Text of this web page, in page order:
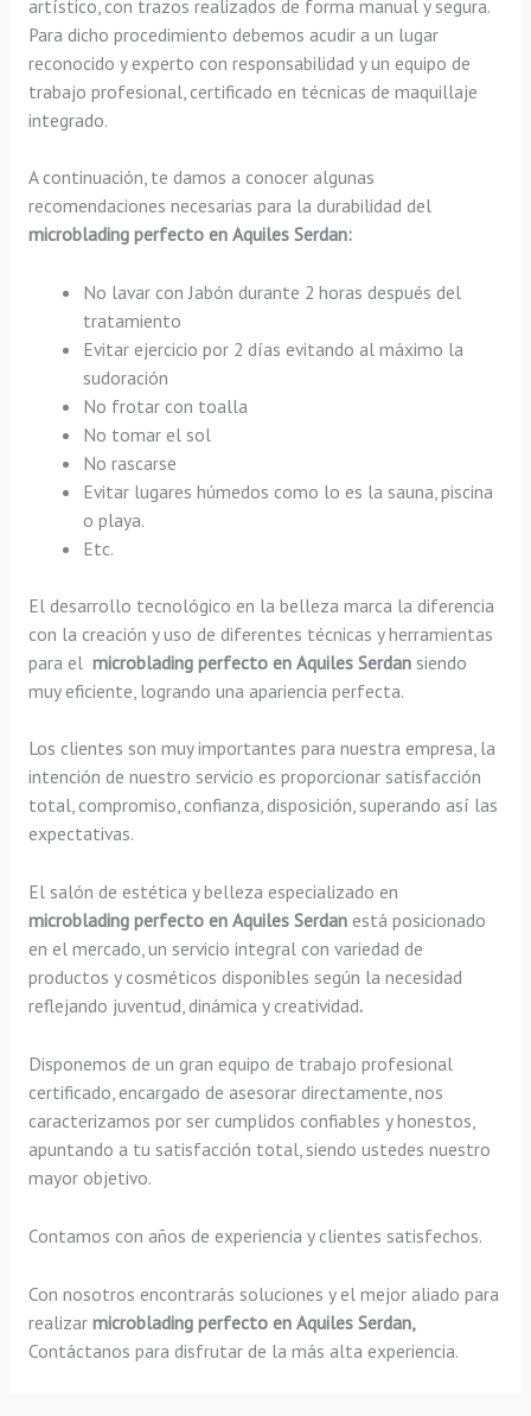
artístico, con trazos realizados de forma manual y segura.
Para dicho procedimiento debemos acudir a un lugar
reconocido y experto con responsabilidad y un equipo de
trabajo profesional, certificado en técnicas de maquillaje
integrado.
A continuación, te damos a conocer algunas
recomendaciones necesarias para la durabilidad del
microblading perfecto en Aquiles Serdan:
No lavar con Jabón durante 2 horas después del
tratamiento
Evitar ejercicio por 2 días evitando al máximo la
sudoración
No frotar con toalla
No tomar el sol
No rascarse
Evitar lugares húmedos como lo es la sauna, piscina
o playa.
Etc.
El desarrollo tecnológico en la belleza marca la diferencia
con la creación y uso de diferentes técnicas y herramientas
para el microblading perfecto en Aquiles Serdansiendo
muy eficiente, logrando una apariencia perfecta.
Los clientes son muy importantes para nuestra empresa, la
intención de nuestro servicio es proporcionar satisfacción
total, compromiso, confianza, disposición, superando así las
expectativas.
El salón de estética y belleza especializado en
microblading perfecto en Aquiles Serdanestá posicionado
en el mercado, un servicio integral con variedad de
productos y cosméticos disponibles según la necesidad
reflejando juventud, dinámica y creatividad.
Disponemos de un gran equipo de trabajo profesional
certificado, encargado de asesorar directamente, nos
caracterizamos por ser cumplidos confiables y honestos,
apuntando a tu satisfacción total, siendo ustedes nuestro
mayor objetivo.
Contamos con años de experiencia y clientes satisfechos.
Con nosotros encontrarás soluciones y el mejor aliado para
realizar microblading perfecto en Aquiles Serdan,
Contáctanos para disfrutar de la más alta experiencia.